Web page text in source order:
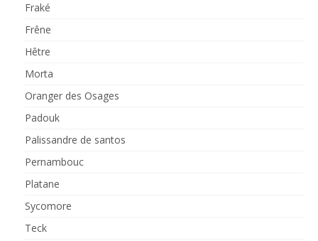
Fraké
Frêne
Hêtre
Morta
Oranger des Osages
Padouk
Palissandre de santos
Pernambouc
Platane
Sycomore
Teck